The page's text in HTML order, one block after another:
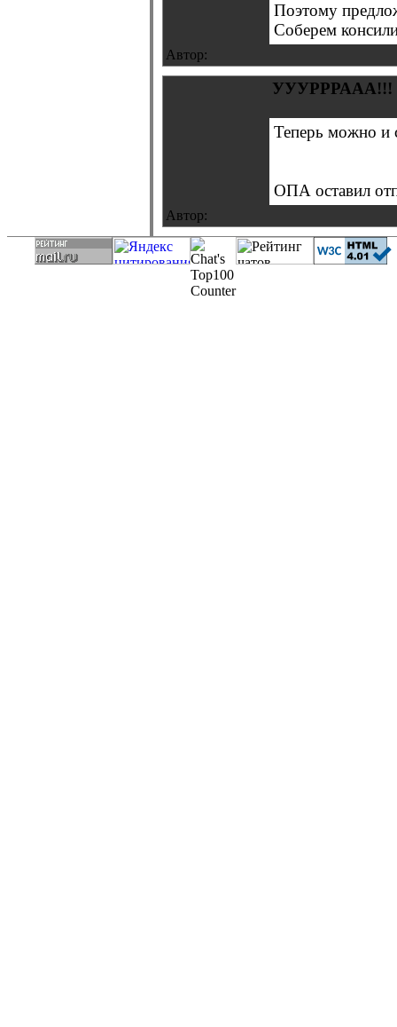
Поэтому
Соберем
Автор:
УУУРРРААА!!!
Теперь можно и
ОПА оставил
Автор: